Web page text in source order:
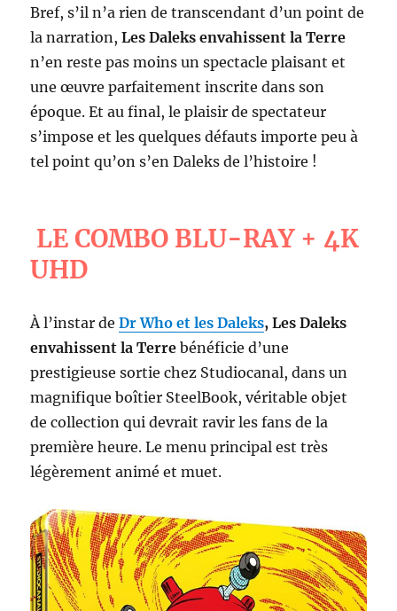
Bref, s’il n’a rien de transcendant d’un point de
la narration,Les Daleks envahissent la Terre
n’en reste pas moins un spectacle plaisant et
une œuvre parfaitement inscrite dans son
époque. Et au final, le plaisir de spectateur
s’impose et les quelques défauts importe peu à
tel point qu’on s’en Daleks de l’histoire !
LE COMBO BLU-RAY + 4K
UHD
À l’instar de Dr Who et les Daleks, Les Daleks
envahissent la Terrebénéficie d’une
prestigieuse sortie chez Studiocanal, dans un
magnifique boîtier SteelBook, véritable objet
de collection qui devrait ravir les fans de la
première heure. Le menu principal est très
légèrement animé et muet.